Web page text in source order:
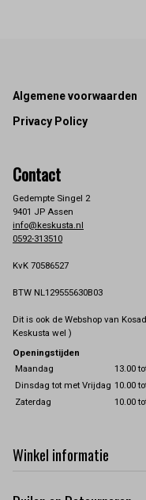
Footer
Algemene voorwaarden
Privacy Policy
Contact
Gedempte Singel 2
9401 JP Assen
info@keskusta.nl
0592-313510
KvK 70586527
BTW NL129555630B03
Dit is ook de Webshop van
Keskusta wel )
Openingstijden
Maandag
13.00
Dinsdag tot met Vrijdag 10.00
Zaterdag
10.00
Winkel informatie